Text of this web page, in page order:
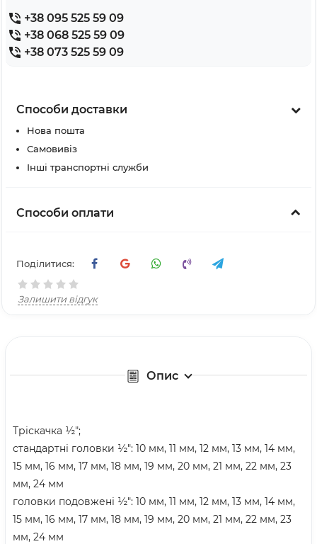
+38 095 525 59 09
+38 068 525 59 09
+38 073 525 59 09
Способи доставки
Нова пошта
Самовивіз
Інші транспортні служби
Способи оплати
Поділитися:
Залишити відгук
Опис
Тріскачка ½″;
стандартні головки ½″: 10 мм, 11 мм, 12 мм, 13 мм, 14 мм,
15 мм, 16 мм, 17 мм, 18 мм, 19 мм, 20 мм, 21 мм, 22 мм, 23
мм, 24 мм
головки подовжені ½″: 10 мм, 11 мм, 12 мм, 13 мм, 14 мм,
15 мм, 16 мм, 17 мм, 18 мм, 19 мм, 20 мм, 21 мм, 22 мм, 23
мм, 24 мм